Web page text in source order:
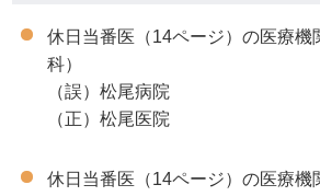
休日当番医（14ページ）の医療機
科）
（誤）松尾病院
（正）松尾医院
休日当番医（14ページ）の医療機